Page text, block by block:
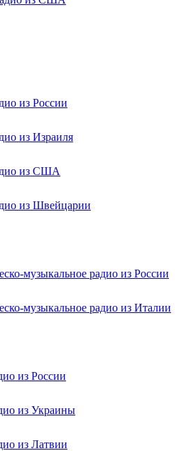
из России
из Израиля
из США
из Швейцарии
музыкальное радио из России
музыкальное радио из Италии
из России
из Украины
из Латвии